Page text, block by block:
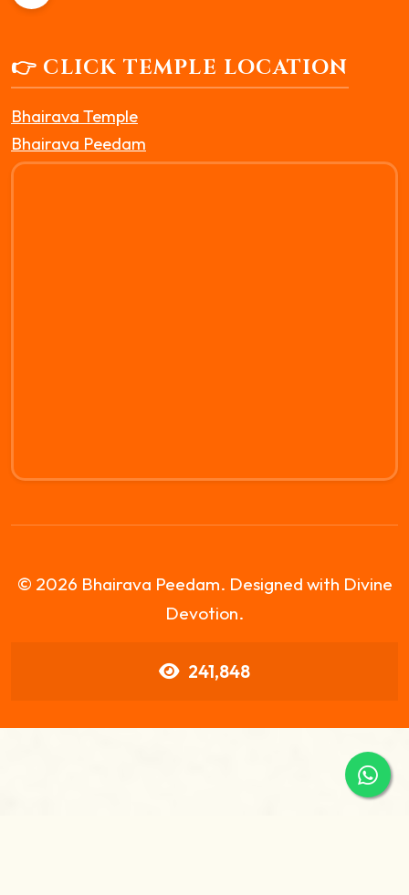
👉 CLICK TEMPLE LOCATION
Bhairava Temple
Bhairava Peedam
© 2026 Bhairava Peedam. Designed with Divine
Devotion.
241,848